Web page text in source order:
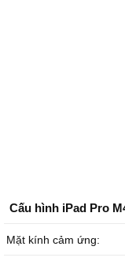
Mặt kính cảm ứng: